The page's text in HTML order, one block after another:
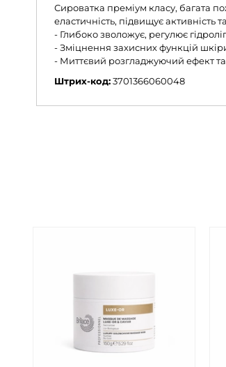
Сироватка преміум класу, багата
еластичність, підвищує активність
- Глибоко зволожує, регулює
- Зміцнення захисних функцій
- Миттєвий розгладжуючий ефект
Штрих-код:3701366060048